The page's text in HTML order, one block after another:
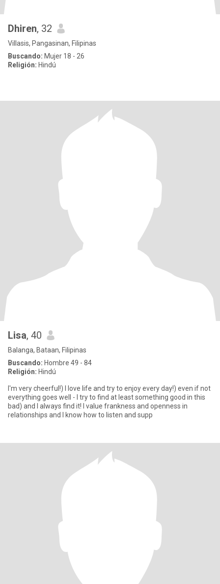
Dhiren, 32
Villasis, Pangasinan, Filipinas
Buscando: Mujer 18 - 26
Religión: Hindú
Lisa, 40
Balanga, Bataan, Filipinas
Buscando: Hombre 49 - 84
Religión: Hindú
I'm very cheerful!) I love life and try to enjoy every day!) even if not
everything goes well - I try to find at least something good in this
bad) and I always find it! I value frankness and openness in
relationships and I know how to listen and supp